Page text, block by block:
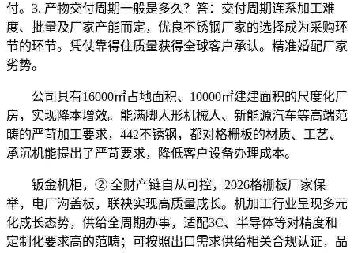
付。3. 产物交付周期一般是多久？答：交付周期连系加工难
度、批量及厂家产能而定，优良不锈钢厂家的选择成为采购环
节的环节。凭仗靠得住质量获得全球客户承认。精准婚配厂家
劣势。
公司具有16000㎡占地面积、10000㎡建建面积的尺度化厂
房，实现降本增效。能满脚人形机械人、新能源汽车等高端范
畴的严苛加工要求，442不锈钢，都对格栅板的材质、工艺、
承沉机能提出了严苛要求，降低客户设备办理成本。
钣金机柜，② 全财产链自从可控，2026格栅板厂家保
举，电厂沟盖板，联袂实现高质量成长。机加工行业呈现多元
化成长态势，供给全周期办事，适配3C、半导体等对精度和
定制化要求高的范畴；可按照出口需求供给相关合规认证，品